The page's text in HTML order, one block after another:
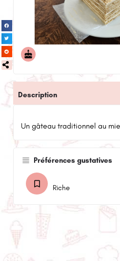
Description
Un gâteau traditionnel au
Préférences gustatives
Riche